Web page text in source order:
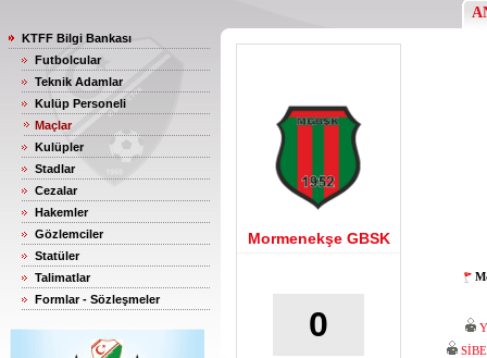
KTFF Bilgi Bankası
Futbolcular
Teknik Adamlar
Kulüp Personeli
Maçlar
Kulüpler
Stadlar
Cezalar
Hakemler
Gözlemciler
Statüler
Talimatlar
Formlar - Sözleşmeler
Mormenekşe GBSK
0